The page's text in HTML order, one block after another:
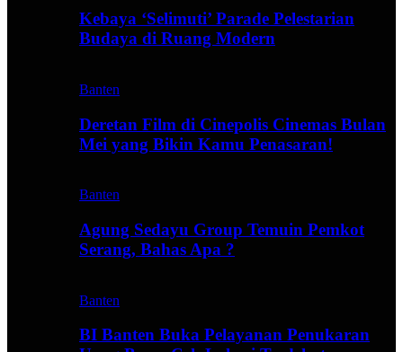
Kebaya ‘Selimuti’ Parade Pelestarian
Budaya di Ruang Modern
Banten
Deretan Film di Cinepolis Cinemas Bulan
Mei yang Bikin Kamu Penasaran!
Banten
Agung Sedayu Group Temuin Pemkot
Serang, Bahas Apa ?
Banten
BI Banten Buka Pelayanan Penukaran